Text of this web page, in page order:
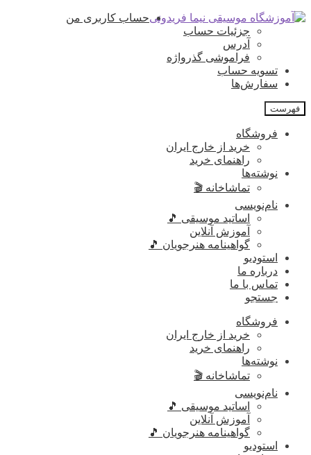
پرش
پرش
حساب کاربری من
جزئیات حساب
آدرس
فراموشی گذرواژه
تسویه حساب
سفارش‌ها
فهرست
فروشگاه
خرید از خارج ایران
راهنمای خرید
نوشته‌ها
تماشاخانه 🎬
نام‌نویسی
اساتید موسیقی 🎵
آموزش آنلاین
گواهینامه هنرجویان 🎵
استودیو
درباره ما
تماس با ما
جستجو
فروشگاه
خرید از خارج ایران
راهنمای خرید
نوشته‌ها
تماشاخانه 🎬
نام‌نویسی
اساتید موسیقی 🎵
آموزش آنلاین
گواهینامه هنرجویان 🎵
استودیو